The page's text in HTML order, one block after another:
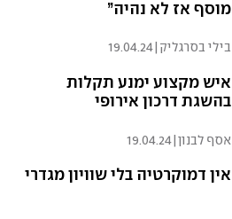
מוסף אז לא נהיה”
בילי בסרגליק 19.04.24
איש מקצוע ימנע תקלות
בהשגת דרכון אירופי
אסף לבנון|
19.04.24
אין דמוקרטיה בלי שוויון מגדרי